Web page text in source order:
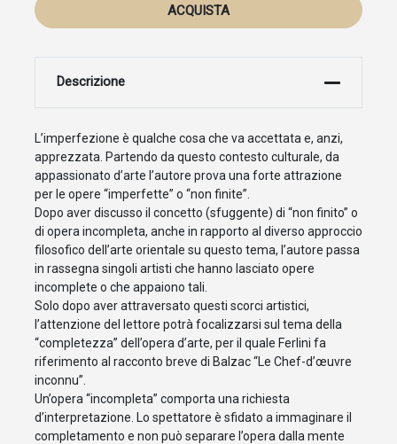
ACQUISTA
Descrizione
L’imperfezione è qualche cosa che va accettata e, anzi,
apprezzata. Partendo da questo contesto culturale, da
appassionato d’arte l’autore prova una forte attrazione
per le opere “imperfette” o “non finite”.
Dopo aver discusso il concetto (sfuggente) di “non finito” o
di opera incompleta, anche in rapporto al diverso approccio
filosofico dell’arte orientale su questo tema, l’autore passa
in rassegna singoli artisti che hanno lasciato opere
incomplete o che appaiono tali.
Solo dopo aver attraversato questi scorci artistici,
l’attenzione del lettore potrà focalizzarsi sul tema della
“completezza” dell’opera d’arte, per il quale Ferlini fa
riferimento al racconto breve di Balzac “Le Chef-d’œuvre
inconnu”.
Un’opera “incompleta” comporta una richiesta
d’interpretazione. Lo spettatore è sfidato a immaginare il
completamento e non può separare l’opera dalla mente